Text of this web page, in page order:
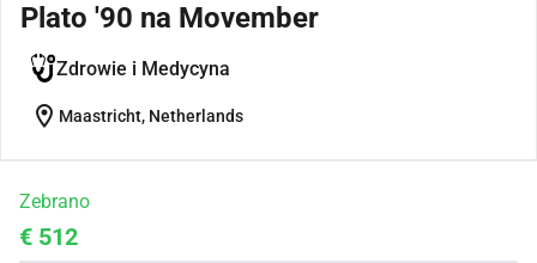
Plato '90 na Movember
Zdrowie i Medycyna
location_on Maastricht, Netherlands
Zebrano
€ 512